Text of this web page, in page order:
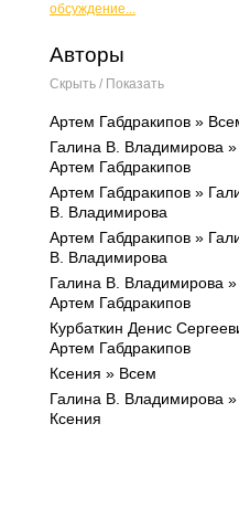
обсуждение...
Авторы
Скрыть / Показать
Артем Габдракипов »
Галина В. Владимирова »
Артем Габдракипов
Артем Габдракипов »
В. Владимирова
Артем Габдракипов »
В. Владимирова
Галина В. Владимирова »
Артем Габдракипов
Курбаткин Денис
Артем Габдракипов
Ксения » Всем
Галина В. Владимирова »
Ксения